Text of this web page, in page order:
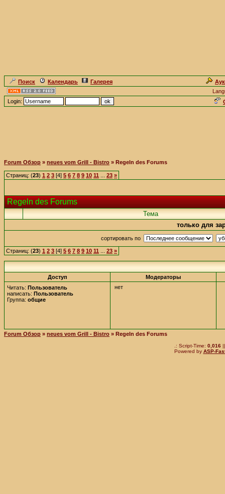
Поиск Календарь Галерея
Login:
Forum Обзор » neues vom Grill - Bistro » Regeln des Forums
Страниц: (23) 1 2 3 [4] 5 6 7 8 9 10 11 23 »
Regeln des Forums
Teмa
только для
сортировать по
Страниц: (23) 1 2 3 [4] 5 6 7 8 9 10 11 23 »
Доступ
Mодераторы
Читать: Пользователь
написать: Пользователь
Группа: общие
нет
Forum Обзор » neues vom Grill - Bistro » Regeln des Forums
.: Script-Time: 0,016||
Powered by ASP-